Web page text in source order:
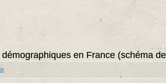
en France (schéma